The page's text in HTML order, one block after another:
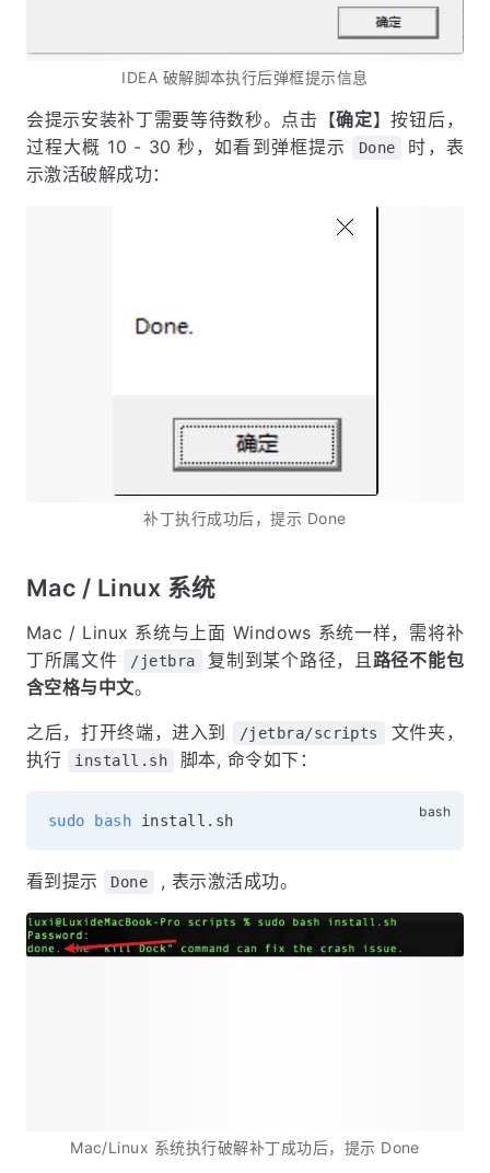
IDEA 破解脚本执行后弹框提示信息
会提示安装补丁需要等待数秒。点击【确定】按钮后，
过程大概 10 - 30 秒，如看到弹框提示
Done
时，表
示激活破解成功：
补丁执行成功后，提示 Done
Mac / Linux 系统
Mac / Linux 系统与上面 Windows 系统一样，需将补
丁所属文件
/jetbra 复制到某个路径，且路径不能包
含空格与中文。
之后，打开终端，进入到 /jetbra/scripts
文件夹，
执行
install.sh 脚本, 命令如下：
sudo bash
看到提示 Done , 表示激活成功。
Mac/Linux 系统执行破解补丁成功后，提示 Done